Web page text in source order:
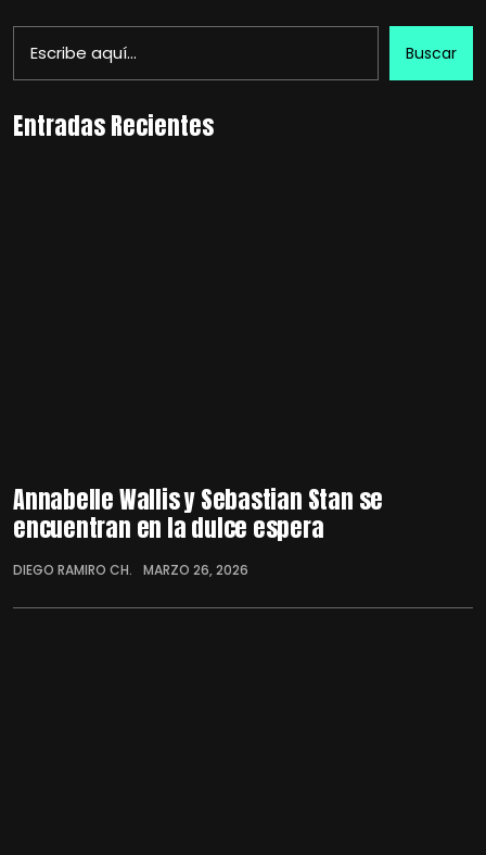
Buscar
Entradas Recientes
Annabelle Wallis y Sebastian Stan se
encuentran en la dulce espera
DIEGO RAMIRO CH. MARZO 26, 2026